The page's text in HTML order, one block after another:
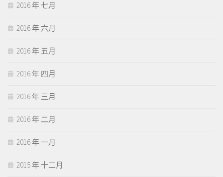
2016 年 七月
2016 年 六月
2016 年 五月
2016 年 四月
2016 年 三月
2016 年 二月
2016 年 一月
2015 年 十二月